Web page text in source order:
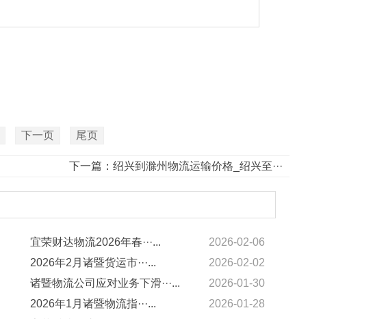
下一页 尾页
下一篇： 绍兴到滁州物流运输价格_绍兴至···
宜荣财达物流2026年春···...
2026-02-06
2026年2月诸暨货运市···...
2026-02-02
诸暨物流公司应对业务下滑···...
2026-01-30
2026年1月诸暨物流指···...
2026-01-28